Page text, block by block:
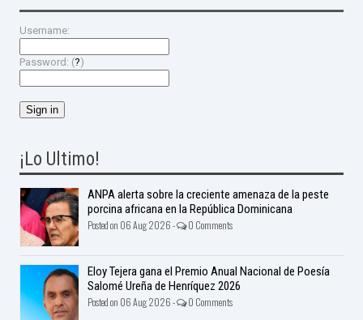
Username:
Password: (?)
¡Lo Ultimo!
ANPA alerta sobre la creciente amenaza de la peste
porcina africana en la República Dominicana
Posted on 06 Aug 2026 - 0 Comments
Eloy Tejera gana el Premio Anual Nacional de Poesía
Salomé Ureña de Henríquez 2026
Posted on 06 Aug 2026 - 0 Comments